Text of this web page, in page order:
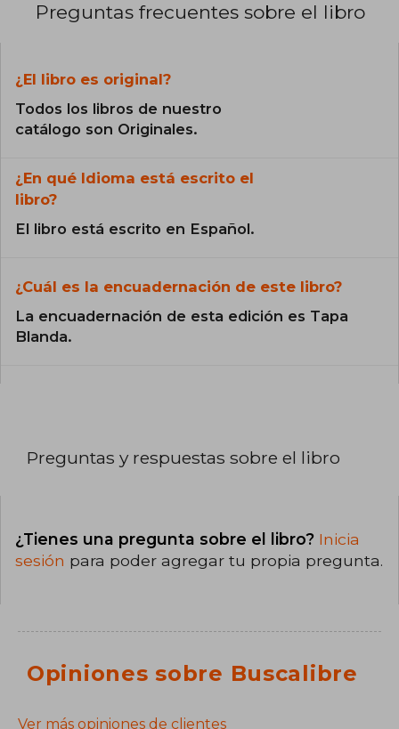
Preguntas frecuentes sobre el libro
¿El libro es original?
Todos los libros de nuestro
catálogo son Originales.
¿En qué Idioma está escrito el
libro?
El libro está escrito en Español.
¿Cuál es la encuadernación de este libro?
La encuadernación de esta edición es Tapa
Blanda.
Preguntas y respuestas sobre el libro
¿Tienes una pregunta sobre el libro? Inicia
sesión para poder agregar tu propia pregunta.
Opiniones sobre Buscalibre
Ver más opiniones de clientes